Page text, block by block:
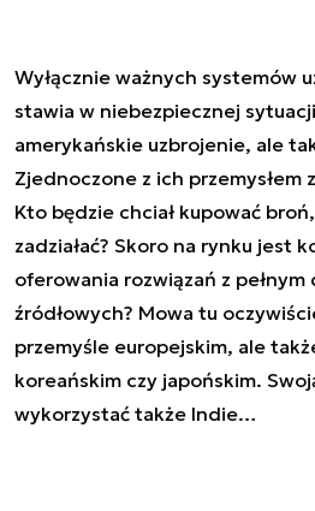
Wyłącznie ważnych systemów
stawia w niebezpiecznej
amerykańskie uzbrojenie, ale
Zjednoczone z ich przemysłem
Kto będzie chciał kupować
zadziałać? Skoro na rynku jest
oferowania rozwiązań z
źródłowych? Mowa tu
przemyśle europejskim, ale
koreańskim czy japońskim.
wykorzystać także Indie…